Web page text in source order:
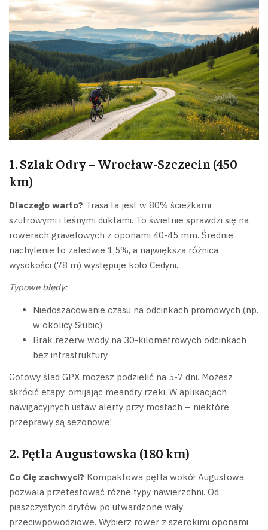
1. Szlak Odry – Wrocław-Szczecin (450
km)
Dlaczego warto? Trasa ta jest w 80% ścieżkami
szutrowymi i leśnymi duktami. To świetnie sprawdzi się na
rowerach gravelowych z oponami 40-45 mm. Średnie
nachylenie to zaledwie 1,5%, a największa różnica
wysokości (78 m) występuje koło Cedyni.
Typowe błędy:
Niedoszacowanie czasu na odcinkach promowych (np.
w okolicy Słubic)
Brak rezerw wody na 30-kilometrowych odcinkach
bez infrastruktury
Gotowy ślad GPX możesz podzielić na 5-7 dni. Możesz
skrócić etapy, omijając meandry rzeki. W aplikacjach
nawigacyjnych ustaw alerty przy mostach – niektóre
przeprawy są sezonowe!
2. Pętla Augustowska (180 km)
Co Cię zachwyci? Kompaktowa pętla wokół Augustowa
pozwala przetestować różne typy nawierzchni. Od
piaszczystych drytów po utwardzone wały
przeciwpowodziowe. Wybierz rower z szerokimi oponami